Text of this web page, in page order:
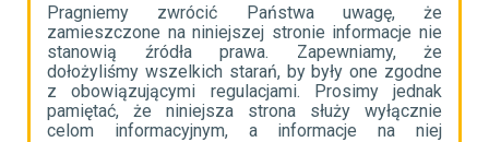
Pragniemy zwrócić Państwa uwagę, że
zamieszczone na niniejszej stronie informacje nie
stanowią źródła prawa. Zapewniamy, że
dołożyliśmy wszelkich starań, by były one zgodne
z obowiązującymi regulacjami. Prosimy jednak
pamiętać, że niniejsza strona służy wyłącznie
celom informacyjnym, a informacje na niej